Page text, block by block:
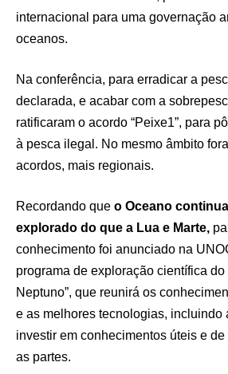
internacional para uma governação
oceanos.
Na conferência, para erradicar a
declarada, e acabar com a
ratificaram o acordo “Peixe1”, para
à pesca ilegal. No mesmo âmbito
acordos, mais regionais.
Recordando que o Oceano
explorado do que a Lua e Marte,
conhecimento foi anunciado na
programa de exploração científica do
Neptuno”, que reunirá os
e as melhores tecnologias, incluindo
investir em conhecimentos úteis e
as partes.